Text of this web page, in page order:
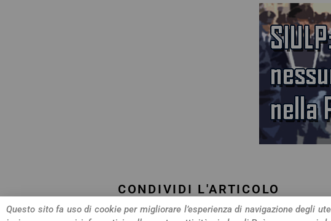
CONDIVIDI L'ARTICOLO
Questo sito fa uso di cookie per migliorare l’esperienza di navigazione degli